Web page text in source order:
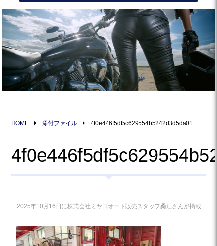
HOME 添付ファイル 4f0e446f5df5c629554b5242d3d5da01
2025年10月16日に株式会社ミヤコオート販売スタッフ桑江さんが掲載